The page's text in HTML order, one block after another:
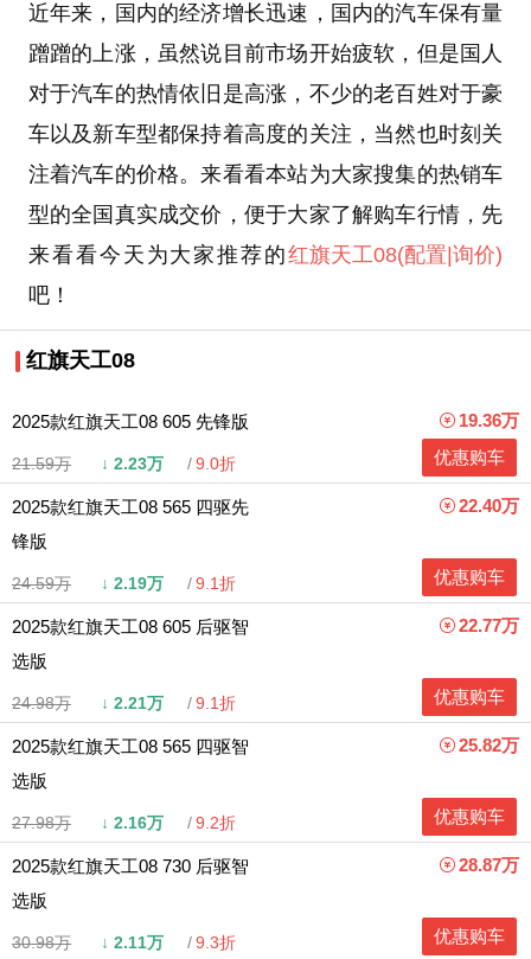
近年来，国内的经济增长迅速，国内的汽车保有量
蹭蹭的上涨，虽然说目前市场开始疲软，但是国人
对于汽车的热情依旧是高涨，不少的老百姓对于豪
车以及新车型都保持着高度的关注，当然也时刻关
注着汽车的价格。来看看本站为大家搜集的热销车
型的全国真实成交价，便于大家了解购车行情，先
来看看今天为大家推荐的红旗天工08(配置 |询价)
吧！
红旗天工08
2025款红旗天工08 605 先锋版
21.59万 ↓ 2.23万 9.0折
19.36万
优惠购车
2025款红旗天工08 565 四驱先
锋版
24.59万 ↓ 2.19万 9.1折
22.40万
优惠购车
2025款红旗天工08 605 后驱智
选版
24.98万 ↓ 2.21万 9.1折
22.77万
优惠购车
2025款红旗天工08 565 四驱智
选版
27.98万 ↓ 2.16万 9.2折
25.82万
优惠购车
2025款红旗天工08 730 后驱智
选版
30.98万 ↓ 2.11万 9.3折
28.87万
优惠购车